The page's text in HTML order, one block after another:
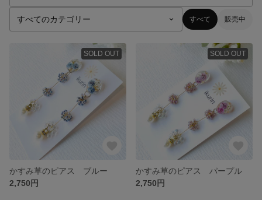
すべて 販売中
SOLD OUT
かすみ草のピアス ブルー
2,750円
SOLD OUT
かすみ草のピアス パープル
2,750円